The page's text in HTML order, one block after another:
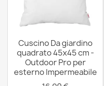
Cuscino Da giardino
quadrato 45x45 cm -
Outdoor Pro per
esterno Impermeabile